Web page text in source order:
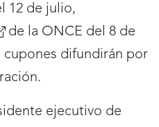
12 de julio,
de la ONCE del 8 de
difundirán por
ejecutivo de